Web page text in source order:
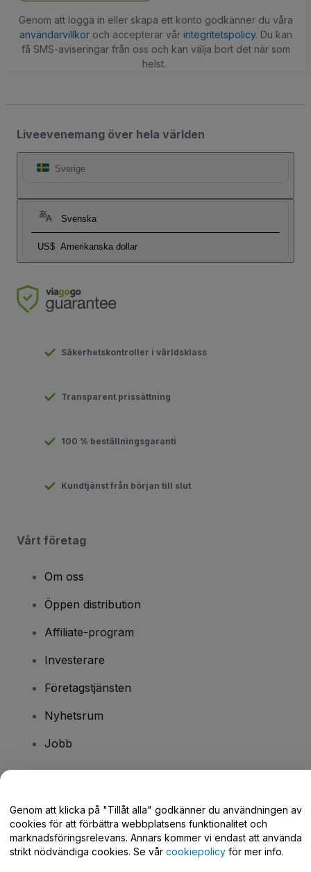
Genom att logga in eller skapa ett konto godkänner du våra
användarvillkoroch accepterar vår integritetspolicy. Du kan
få SMS-aviseringar från oss och kan välja bort det när som
helst.
Liveevenemang över hela världen
Sverige
Svenska
US$ Amerikanska dollar
Säkerhetskontroller i världsklass
Transparent prissättning
100 % beställningsgaranti
Kundtjänst från början till slut
Vårt företag
Om oss
Öppen distribution
Affiliate-program
Investerare
Företagstjänsten
Nyhetsrum
Jobb
Hjälpcenter / Kontakta oss
Genom att klicka på "Tillåt alla" godkänner du användningen av
cookies för att förbättra webbplatsens funktionalitet och
marknadsföringsrelevans. Annars kommer vi endast att använda
strikt nödvändiga cookies. Se vår cookiepolicy för mer info.